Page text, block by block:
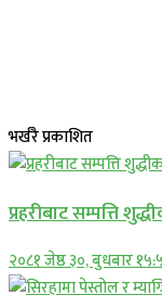
भर्खरै प्रकाशित
प्रहरीबाट सम्पत्ति
२०८१ जेष्ठ ३०, बुधबार